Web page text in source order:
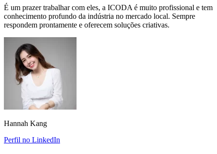
É um prazer trabalhar com eles, a ICODA é muito profissional e tem
conhecimento profundo da indústria no mercado local. Sempre
respondem prontamente e oferecem soluções criativas.
Hannah Kang
Perfil no LinkedIn